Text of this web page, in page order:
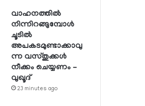
വാഹനത്തില്‍
നിന്നിറങ്ങുമ്പോള്‍
ചൂടില്‍
അപകടമുണ്ടാക്കാവു
ന്ന വസ്തുക്കള്‍
നീക്കം ചെയ്യണം –
വുഖൂദ്
23 minutes ago